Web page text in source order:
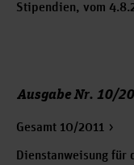
Stipendien, vom
Ausgabe Nr. 10/
Gesamt 10/2011
Dienstanweisung für